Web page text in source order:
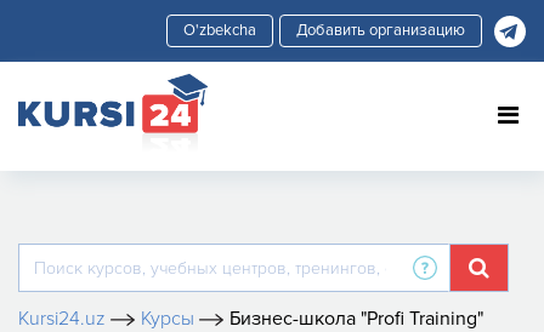
Добавить организацию
Kursi24.uz Курсы Бизнес-школа "Profi Training"